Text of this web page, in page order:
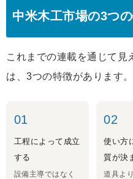
中米木工市場の3つ
これまでの連載を通じて見
は、3つの特徴があります。
01
工程によって成立
する
設備主導ではなく
02
使い方
質が決
道具よ